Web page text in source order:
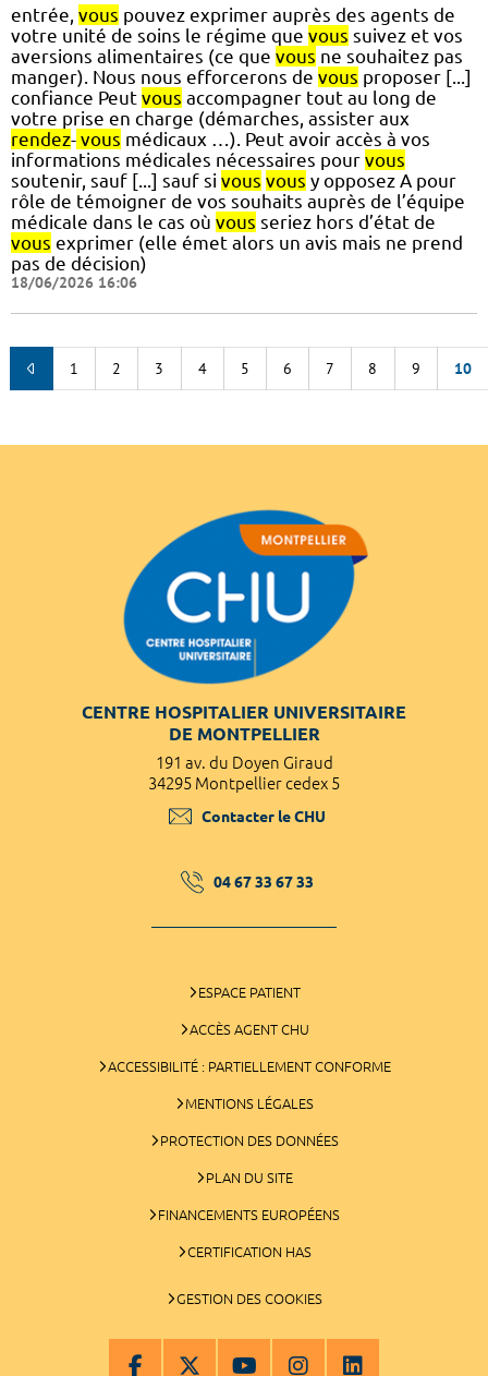
entrée, vous pouvez exprimer auprès des agents de
votre unité de soins le régime que vous suivez et vos
aversions alimentaires (ce que vous ne souhaitez pas
manger). Nous nous efforcerons de vous proposer [...]
confiance Peut vous accompagner tout au long de
votre prise en charge (démarches, assister aux
rendez- vous médicaux …). Peut avoir accès à vos
informations médicales nécessaires pour vous
soutenir, sauf [...] sauf si vous vous y opposez A pour
rôle de témoigner de vos souhaits auprès de l’équipe
médicale dans le cas où vous seriez hors d’état de
vous exprimer (elle émet alors un avis mais ne prend
pas de décision)
18/06/2026 16:06
1 2 3 4 5 6 7 8 9 10
CENTRE HOSPITALIER UNIVERSITAIRE
DE MONTPELLIER
191 av. du Doyen Giraud
34295 Montpellier cedex 5
Contacter le CHU
04 67 33 67 33
ESPACE PATIENT
ACCÈS AGENT CHU
ACCESSIBILITÉ : PARTIELLEMENT CONFORME
MENTIONS LÉGALES
PROTECTION DES DONNÉES
PLAN DU SITE
FINANCEMENTS EUROPÉENS
CERTIFICATION HAS
GESTION DES COOKIES